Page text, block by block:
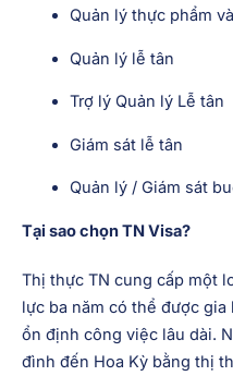
Quản lý thực phẩm
Quản lý lễ tân
Trợ lý Quản lý Lễ tân
Giám sát lễ tân
Quản lý / Giám sát
Tại sao chọn TN Visa?
Thị thực TN cung cấp một
lực ba năm có thể được
ổn định công việc lâu dài.
đình đến Hoa Kỳ bằng thị